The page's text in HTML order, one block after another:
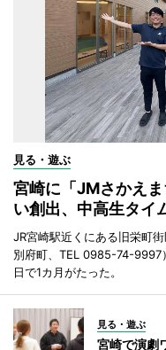
見る・遊ぶ
宮崎に「JMさかえ
い創出、中高生タイ
JR宮崎駅近くにある旧栄町
別府町、TEL 0985-74-9997
日で1カ月がたった。
見る・遊ぶ
宮崎で演劇